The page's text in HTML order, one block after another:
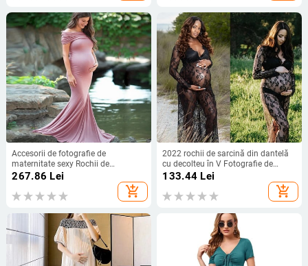
Accesorii de fotografie de
maternitate sexy Rochii de
maternitate Rochie de maternitate
cu umăr dezactivat pentru ședințe
foto 2021 Rochie de gravidă pentru
267.86 Lei
add_shopping_cart
2022 rochii de sarcină din dantelă
cu decolteu în V Fotografie de
fantezie Haine pentru gravidă
Rochie de maternitate pentru
ședință foto Haine pentru femei de
133.44 Lei
add_shopping_cart